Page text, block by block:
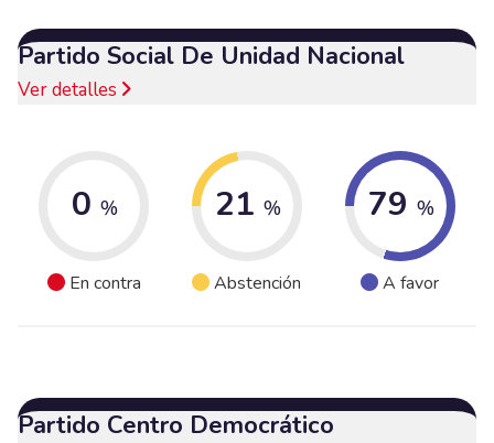
Partido Social De Unidad Nacional
Ver detalles
0 %
En contra
21 %
Abstención
79 %
A favor
Partido Centro Democrático